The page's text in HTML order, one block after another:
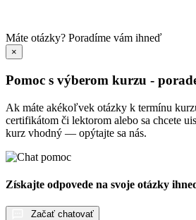
Máte otázky? Poradíme vám ihneď
×
Pomoc s výberom kurzu -
Ak máte akékoľvek otázky k termínu
certifikátom či lektorom alebo sa chcete
kurz vhodný — opýtajte sa nás.
Získajte odpovede na svoje otázky
Začať chatovať